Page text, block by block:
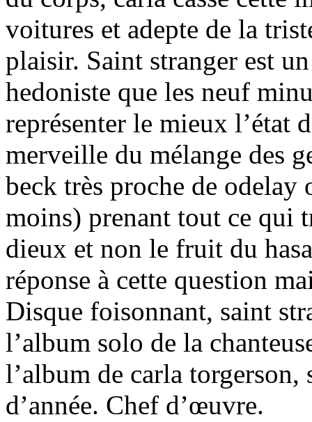
voitures et adepte de la
plaisir. Saint stranger est
hedoniste que les neuf
représenter le mieux l’état
merveille du mélange des
beck très proche de
moins) prenant tout ce qui
dieux et non le fruit du
réponse à cette question
Disque foisonnant, saint
l’album solo de la
l’album de carla torgerson,
d’année. Chef d’œuvre.